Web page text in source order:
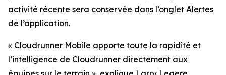
activité récente sera conservée dans l’onglet Alertes
de l’application.
« Cloudrunner Mobile apporte toute la rapidité et
l’intelligence de Cloudrunner directement aux